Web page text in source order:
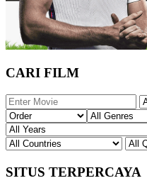
CARI FILM
SITUS TERPERCAYA